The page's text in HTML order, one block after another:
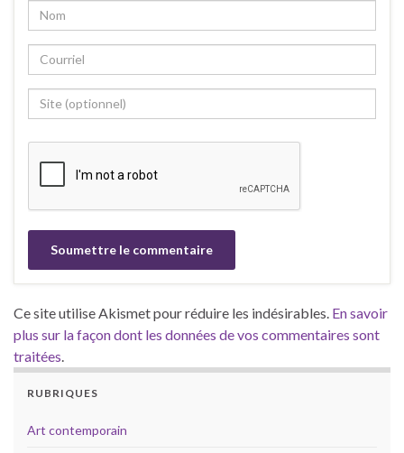
Ce site utilise Akismet pour réduire les indésirables. En savoir
plus sur la façon dont les données de vos commentaires sont
traitées
RUBRIQUES
Art contemporain